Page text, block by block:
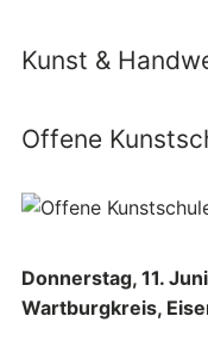
Kunst &
Offene
Donnerstag, 11.
Wartburgkreis,